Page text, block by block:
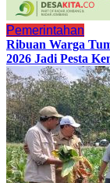
Pemerintahan
Ribuan Warga
2026 Jadi Pesta